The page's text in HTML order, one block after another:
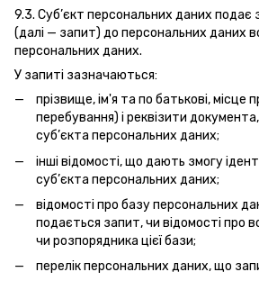
9.3. Суб’єкт персональних даних
(далі — запит) до персональних даних
персональних даних.
У запиті зазначаються:
прізвище, ім'я та по батькові, місце
перебування) і реквізити
суб’єкта персональних даних;
інші відомості, що дають змогу
суб’єкта персональних даних;
відомості про базу персональних
подається запит, чи відомості про
чи розпорядника цієї бази;
перелік персональних даних, що